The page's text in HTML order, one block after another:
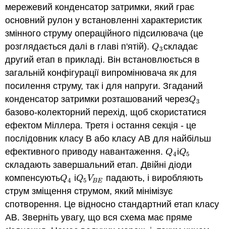
мережевий конденсатор затримки, який грає
основний рулон у встановленні характеристик
змінного струму операційного підсилювача (це
розглядається далі в главі п'ятій). Q3
Q3складає
другий етап в прикладі. Він встановлюється в
загальній конфігурації випромінювача як для
посилення струму, так і для напруги. Згаданий
конденсатор затримки розташований черезQ3
Q3
базово-колекторний перехід, щоб скористатися
ефектом Міллера. Третя і остання секція - це
послідовник класу B або класу AB для найбільш
ефективного приводу навантаження. Q4
Q4іQ5
Q5
складають завершальний етап. Двійні діоди
компенсуютьQ4
Q4 іQ5
Q5 VBE
VBE падають, і виробляють
струм зміщення струмом, який мінімізує
спотворення. Це відносно стандартний етап класу
AB. Зверніть увагу, що вся схема має пряме